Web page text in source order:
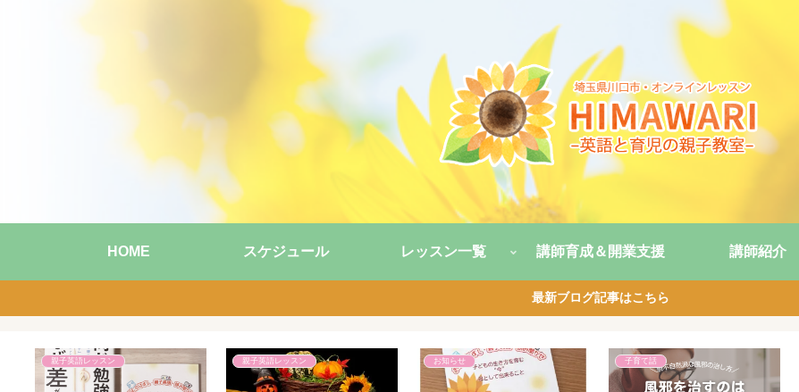
HOME スケジュール レッスン一覧 講師育成＆開業支援 講師紹介
最新ブログ記事はこちら
親子英語レッスン 親子英語レッスン お知らせ 子育て話